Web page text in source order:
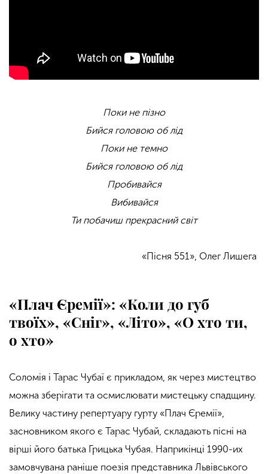
Поки не пізно
Бийся головою об лід
Поки не темно
Бийся головою об лід
Пробивайся
Вибивайся
Ти побачиш прекрасний світ
«Пісня 551», Олег Лишега
«Плач Єремії»: «Коли до губ
твоїх», «Сніг», «Літо», «О хто ти,
о хто»
Соломія і Тарас Чубаї є прикладом, як через мистецтво
можна зберігати та осмислювати мистецьку спадщину.
Велику частину репертуару гурту «Плач Єремії»,
засновником якого є Тарас Чубай, складають пісні на
вірші його батька Грицька Чубая. Наприкінці 1990-их
замовчувана раніше поезія представника Львівського